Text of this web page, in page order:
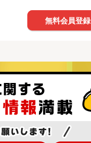
無料会員登録